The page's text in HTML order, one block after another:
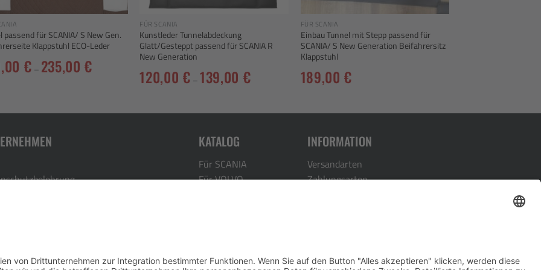
passend für SCANIA/ S New Gen.
Klappstuhl ECO-Leder
€ – 235,00€
FÜR SCANIA
Kunstleder Tunnelabdeckung
Glatt/Gesteppt passend für SCANIA R
New Generation
120,00€ –139,00 €
FÜR SCANIA
Einbau Tunnel mit Stepp passend für
SCANIA/ S New Generation Beifahrersitz
Klappstuhl
189,00€
Sa. 09:00-12:00 Uhr
KATALOG
Für SCANIA
Für VOLVO
INFORMATION
Versandarten
Zahlungsarten